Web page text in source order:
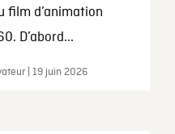
film d’animation
D’abord...
| 19 juin 2026